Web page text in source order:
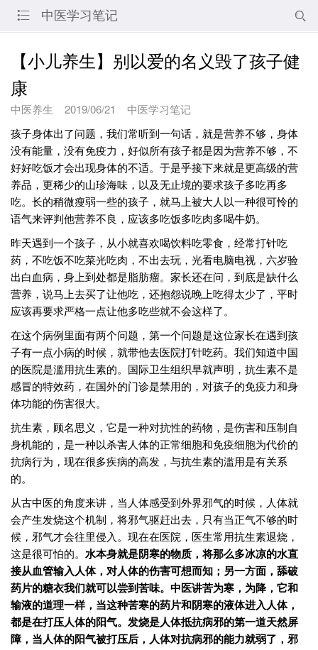
 中医学习笔记 
【小儿养生】别以爱的名义毁了孩子健
康
中医养生 2019/06/21
中医学习笔记
孩子身体出了问题，我们常听到一句话，就是营养不够，身体
没有能量，没有免疫力，好似所有孩子都是因为营养不够，不
好好吃饭才会出现身体的不适。于是乎接下来就是更高级的营
养品，更稀少的山珍海味，以及无止境的要求孩子多吃再多
吃。长的稍微瘦弱一些的孩子，就马上被大人以一种很可怜的
语气来评判他营养不良，应该多吃饭多吃肉多喝牛奶。
昨天遇到一个孩子，从小就喜欢喝饮料吃零食，经常打针吃
药，不吃饭不吃菜光吃肉，不出去玩，光看电脑电视，六岁验
出白血病，身上到处都是脂肪瘤。家长还在问，到底是缺什么
营养，说马上去买了让他吃，还抱怨说晚上吃得太少了，平时
应该再要求严格一点让他多吃些就不会这样了。
在这个病例里面有两个问题，第一个问题是这位家长在遇到孩
子有一点小病的时候，就带他去医院打针吃药。我们知道中国
的医院是滥用抗生素的。国际卫生组织早就声明，抗生素不是
感冒的特效药，在国外的门诊是禁用的，对孩子的免疫力和身
体功能的伤害很大。
抗生素，顾名思义，它是一种对抗性的药物，是伤害和压制自
身机能的，是一种以杀害人体的正常细胞和免疫细胞为代价的
抗病行为，现在很多疾病的高发，与抗生素的滥用是有关系
的。
从古中医的角度来讲，当人体感受到外界邪气的时候，人体就
会产生发烧这个机制，将邪气驱赶出去，只有当正气不够的时
候，邪气才会往里侵入。现在在医院，医生常用抗生素退烧，
这是很可怕的。 水本身就是阴寒的物质，将那么多冰凉的水直
接从血管输入人体，对人体的伤害可想而知；另一方面，舔破
药片的糖衣我们就可以尝到苦味。中医讲苦为寒，为降，它和
输液的道理一样，当这种苦寒的药片和阴寒的液体进入人体，
都是在打压人体的阳气。发烧是人体抵抗病邪的第一道天然屏
障，当人体的阳气被打压后，人体对抗病邪的能力就弱了，邪